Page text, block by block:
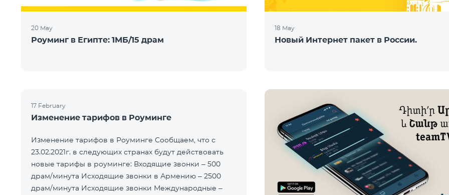
20 May
Роуминг в Египте: 1МБ/15 драм
18 May
Новый Интернет пакет в России.
17 February
Изменение тарифов в Роуминге
Изменение тарифов в Роуминге Сообщаем, что с
23.02.2021г. в следующих странах будут действовать
новые тарифы в роуминге: Входящие звонки – 500
драм/минута Исходящие звонки в Армению – 2500
драм/минута Исходящие звонки Международные –